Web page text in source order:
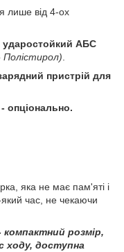
лише від 4-ох
ударостойкий АБС
Полістирол)
пристрій для
- опціонально.
яка не має пам'яті і
час, не чекаючи
розмір,
ходу, доступна